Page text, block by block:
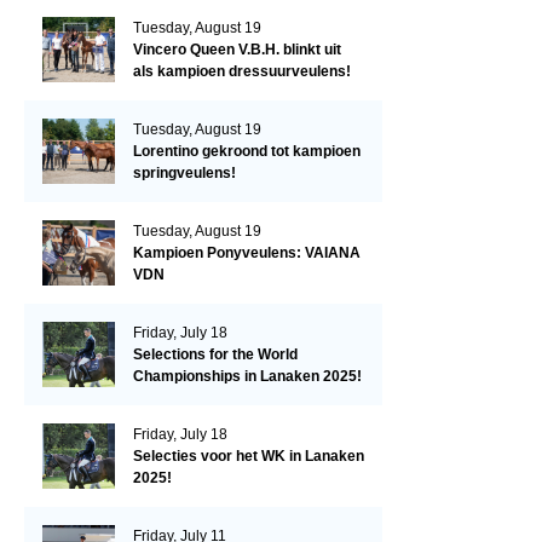
Tuesday, August 19
Vincero Queen V.B.H. blinkt uit
als kampioen dressuurveulens!
Tuesday, August 19
Lorentino gekroond tot kampioen
springveulens!
Tuesday, August 19
Kampioen Ponyveulens: VAIANA
VDN
Friday, July 18
Selections for the World
Championships in Lanaken 2025!
Friday, July 18
Selecties voor het WK in Lanaken
2025!
Friday, July 11